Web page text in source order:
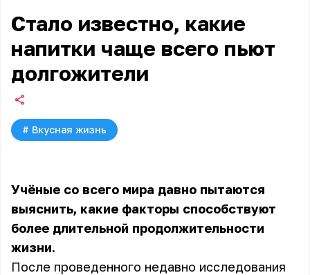
Стало известно, какие
напитки чаще всего пьют
долгожители
# Вкусная жизнь
Учёные со всего мира давно пытаются
выяснить, какие факторы способствуют
более длительной продолжительности
жизни.
После проведенного недавно исследования